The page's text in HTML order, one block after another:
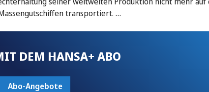
transportiert. …
DEM HANSA+ ABO
Abo-Angebote